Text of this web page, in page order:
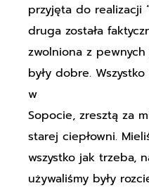
przyjęta do realizacji
druga została
zwolniona z
były dobre.
w
Sopocie, zresztą za
starej ciepłowni.
wszystko jak trzeba,
używaliśmy były